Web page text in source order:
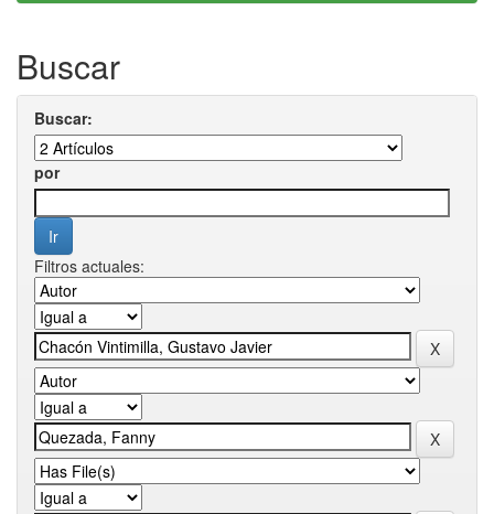
Buscar
Buscar:
por
Filtros actuales: